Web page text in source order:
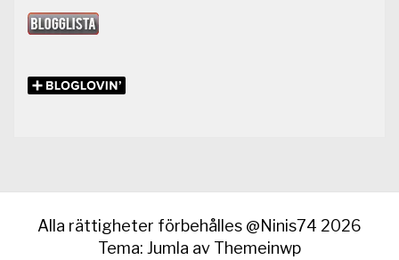
Alla rättigheter förbehålles @Ninis74 2026
Tema: Jumla av Themeinwp